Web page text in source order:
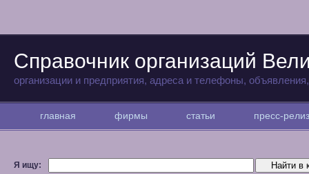
Справочник организаций
организации и предприятия, адреса и телефоны,
главная фирмы статьи пресс-
Я ищу: